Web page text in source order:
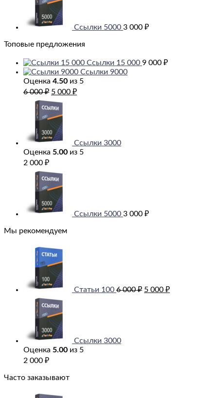
Ссылки 5000 3 000 ₽
Топовые предложения
Ссылки 15 000 9 000 ₽
Ссылки 9000
Оценка 4.50 из 5
6 000₽ Первоначальная
цена
составляла
6
000 ₽.
5 000 ₽Текущая
Ссылки 3000
Оценка 5.00 из 5
2 000 ₽
Ссылки 5000 3 000 ₽
Мы рекомендуем
Статьи 100 6 000₽ 000 ₽.
5 000 ₽
Ссылки 3000
Оценка 5.00 из 5
2 000 ₽
Часто заказывают